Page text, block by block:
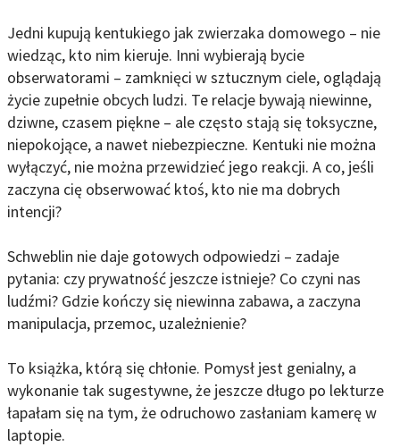
Jedni kupują kentukiego jak zwierzaka domowego – nie
wiedząc, kto nim kieruje. Inni wybierają bycie
obserwatorami – zamknięci w sztucznym ciele, oglądają
życie zupełnie obcych ludzi. Te relacje bywają niewinne,
dziwne, czasem piękne – ale często stają się toksyczne,
niepokojące, a nawet niebezpieczne. Kentuki nie można
wyłączyć, nie można przewidzieć jego reakcji. A co, jeśli
zaczyna cię obserwować ktoś, kto nie ma dobrych
intencji?
Schweblin nie daje gotowych odpowiedzi – zadaje
pytania: czy prywatność jeszcze istnieje? Co czyni nas
ludźmi? Gdzie kończy się niewinna zabawa, a zaczyna
manipulacja, przemoc, uzależnienie?
To książka, którą się chłonie. Pomysł jest genialny, a
wykonanie tak sugestywne, że jeszcze długo po lekturze
łapałam się na tym, że odruchowo zasłaniam kamerę w
laptopie.